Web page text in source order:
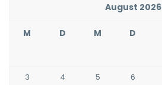
August 2026
M D M D
3
4 5 6